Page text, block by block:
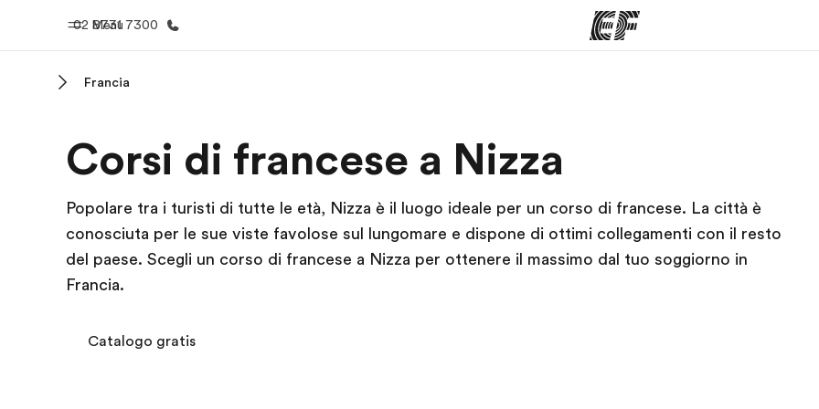
Menu
02 8731 7300
Benvenuto alla EF Vedi la nostra offerta Trova l'ufficio più vicino
Francia
Corsi di francese a Nizza
Popolare tra i turisti di tutte le età, Nizza è il luogo ideale per un corso di francese. La città è
conosciuta per le sue viste favolose sul lungomare e dispone di ottimi collegamenti con il resto
del paese. Scegli un corso di francese a Nizza per ottenere il massimo dal tuo soggiorno in
Francia.
Catalogo gratis